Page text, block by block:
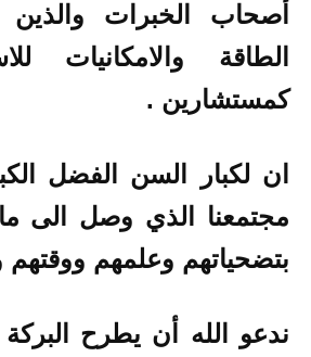
أصحاب الخبرات والذين
الطاقة والامكانيات
كمستشارين .
ان لكبار السن الفضل
مجتمعنا الذي وصل الى
بتضحياتهم وعلمهم
ندعو الله أن يطرح